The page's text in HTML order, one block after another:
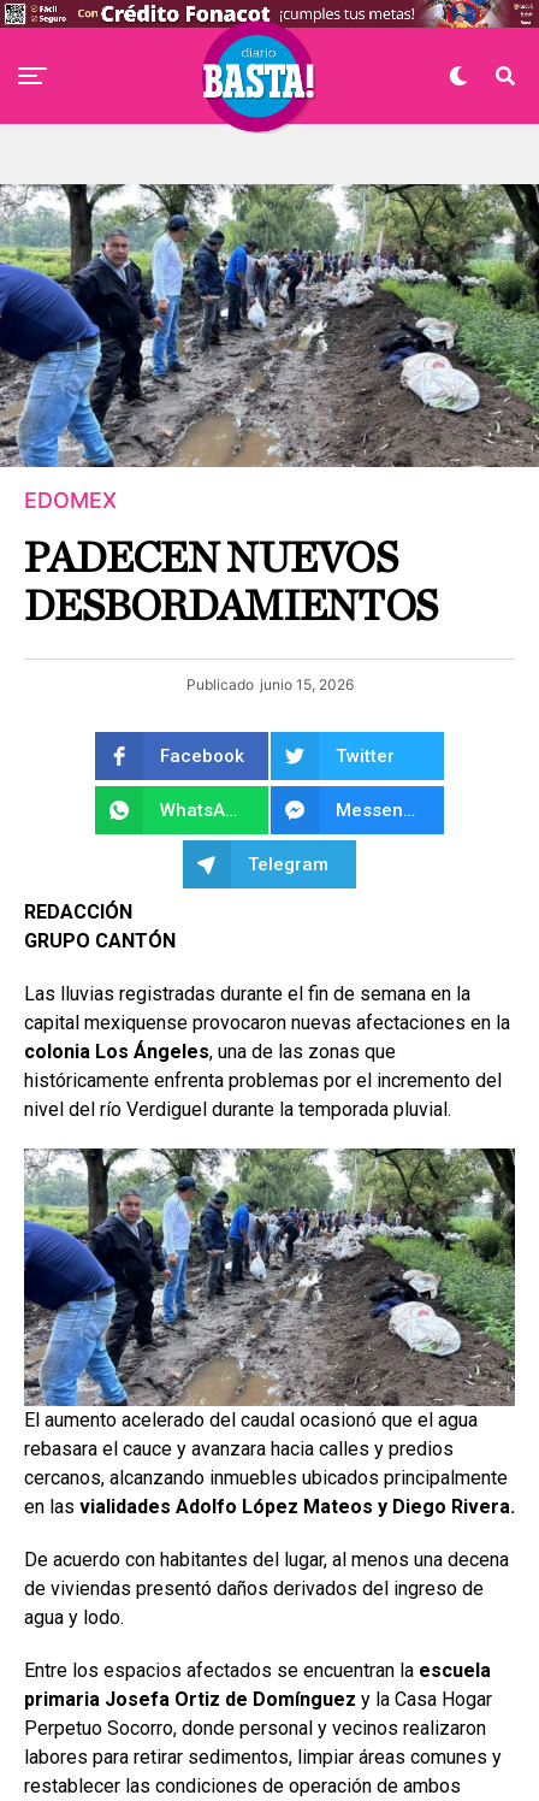
EDOMEX
PADECEN NUEVOS
DESBORDAMIENTOS
Publicado junio 15, 2026
Facebook Twitter
WhatsApp Messenger
Telegram
REDACCIÓN
GRUPO CANTÓN
Las lluvias registradas durante el fin de semana en la
capital mexiquense provocaron nuevas afectaciones en la
colonia Los Ángeles, una de las zonas que
históricamente enfrenta problemas por el incremento del
nivel del río Verdiguel durante la temporada pluvial.
El aumento acelerado del caudal ocasionó que el agua
rebasara el cauce y avanzara hacia calles y predios
cercanos, alcanzando inmuebles ubicados principalmente
en las vialidades Adolfo López Mateos y Diego Rivera.
De acuerdo con habitantes del lugar, al menos una decena
de viviendas presentó daños derivados del ingreso de
agua y lodo.
Entre los espacios afectados se encuentran la escuela
primaria Josefa Ortiz de Domínguez y la Casa Hogar
Perpetuo Socorro, donde personal y vecinos realizaron
labores para retirar sedimentos, limpiar áreas comunes y
restablecer las condiciones de operación de ambos